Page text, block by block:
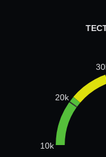
10k
20k